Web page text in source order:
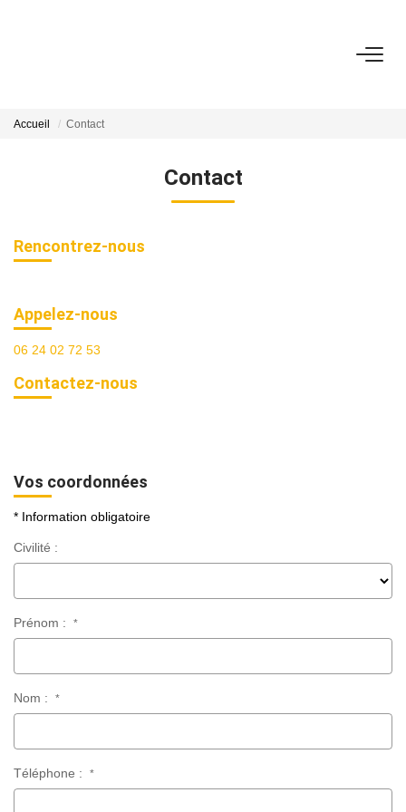
NOS ACTIONS COMMERCIALES
NOTRE AGENCE
Accueil Contact
Contact
Rencontrez-nous
Appelez-nous
06 24 02 72 53
Contactez-nous
Vos coordonnées
* Information obligatoire
Civilité :
Prénom : *
Nom : *
Téléphone : *